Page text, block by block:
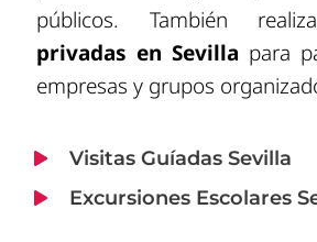
públicos. También
privadas en Sevilla para
empresas y grupos
Visitas Guíadas Sevilla
Excursiones Escolares